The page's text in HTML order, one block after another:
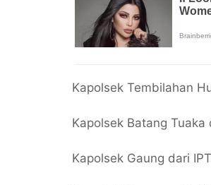
Kapolsek Tembilahan
Kapolsek Batang
Kapolsek Gaung dari